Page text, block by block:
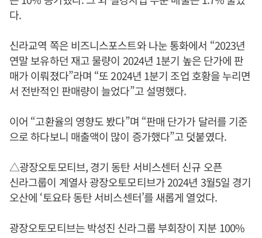
다.
신라교역 쪽은 비즈니스포스트와 나눈 통화에서 “2023년
연말 보유하던 재고 물량이 2024년 1분기 높은 단가에 판
매가 이뤄졌다”라며 “또 2024년 1분기 조업 호황을 누리면
서 전반적인 판매량이 늘었다”고 설명했다.
이어 “고환율의 영향도 봤다”며 “판매 단가가 달러를 기준
으로 하다보니 매출액이 많이 증가했다”고 덧붙였다.
△광장오토모티브, 경기 동탄 서비스센터 신규 오픈
신라그룹이 계열사 광장오토모티브가 2024년 3월5일 경기
오산에 ‘토요타 동탄 서비스센터’를 새롭게 열었다.
광장오토모티브는 박성진 신라그룹 부회장이 지분 100%